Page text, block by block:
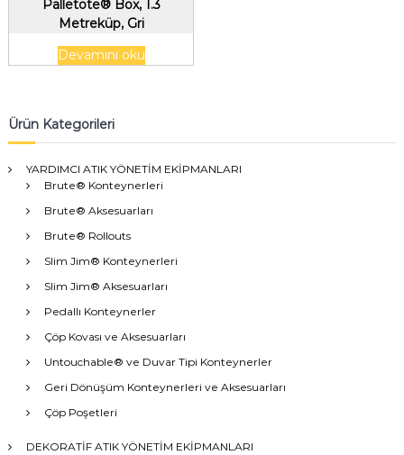
Palletote® Box, 1.3
Metreküp, Gri
Devamını oku
Ürün Kategorileri
YARDIMCI ATIK YÖNETİM EKİPMANLARI
Brute® Konteynerleri
Brute® Aksesuarları
Brute® Rollouts
Slim Jim® Konteynerleri
Slim Jim® Aksesuarları
Pedallı Konteynerler
Çöp Kovası ve Aksesuarları
Untouchable® ve Duvar Tipi Konteynerler
Geri Dönüşüm Konteynerleri ve Aksesuarları
Çöp Poşetleri
DEKORATİF ATIK YÖNETİM EKİPMANLARI